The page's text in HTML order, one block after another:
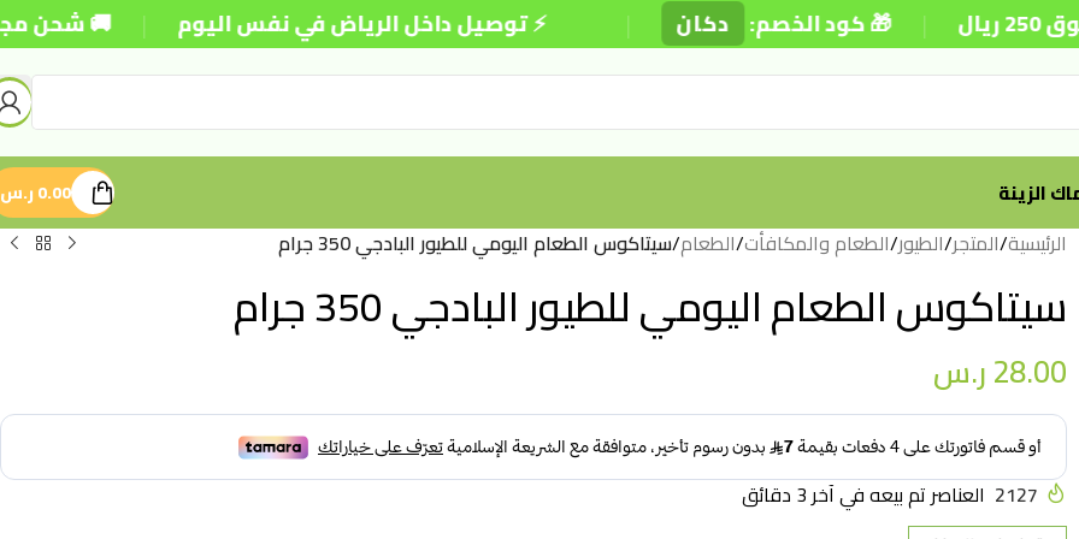
⚡ توصيل داخل الرياض في نفس اليوم | 🚚 شحن مجاني | 🎁 كود الخصم: دكان |
الزينة 0.00ر.س
الرئيسية/المتجر/الطيور/الطعام والمكافأت/الطعام/سيتاكوس الطعام اليومي للطيور البادجي 350 جرام
سيتاكوس الطعام اليومي للطيور البادجي 350 جرام
28.00ر.س
2127 العناصر تم بيعه في آخر 3 دقائق